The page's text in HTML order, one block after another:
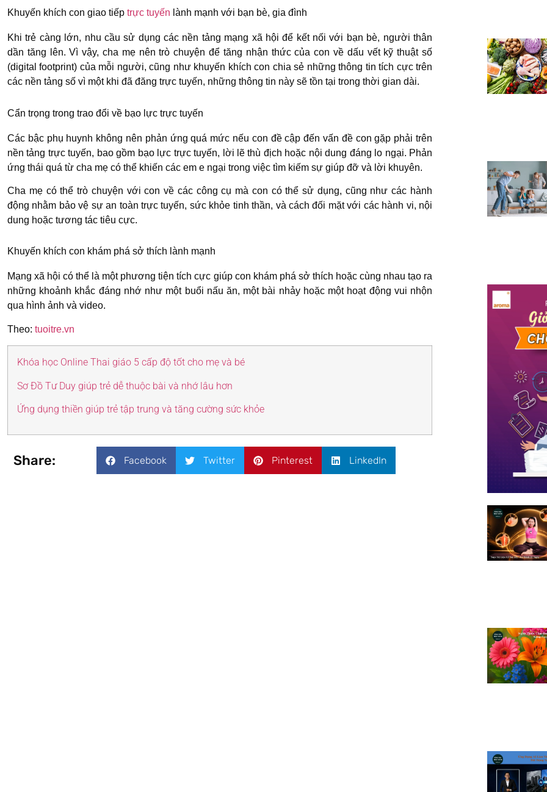
Khuyến khích con giao tiếp trực tuyến lành mạnh với bạn bè, gia đình
Khi trẻ càng lớn, nhu cầu sử dụng các nền tảng mạng xã hội để kết nối với bạn bè, người thân
dần tăng lên. Vì vậy, cha mẹ nên trò chuyện để tăng nhận thức của con về dấu vết kỹ thuật số
(digital footprint) của mỗi người, cũng như khuyến khích con chia sẻ những thông tin tích cực trên
các nền tảng số vì một khi đã đăng trực tuyến, những thông tin này sẽ tồn tại trong thời gian dài.
Cẩn trọng trong trao đổi về bạo lực trực tuyến
Các bậc phụ huynh không nên phản ứng quá mức nếu con đề cập đến vấn đề con gặp phải trên
nền tảng trực tuyến, bao gồm bạo lực trực tuyến, lời lẽ thù địch hoặc nội dung đáng lo ngại. Phản
ứng thái quá từ cha mẹ có thể khiến các em e ngại trong việc tìm kiếm sự giúp đỡ và lời khuyên.
Cha mẹ có thể trò chuyện với con về các công cụ mà con có thể sử dụng, cũng như các hành
động nhằm bảo vệ sự an toàn trực tuyến, sức khỏe tinh thần, và cách đối mặt với các hành vi, nội
dung hoặc tương tác tiêu cực.
Khuyến khích con khám phá sở thích lành mạnh
Mạng xã hội có thể là một phương tiện tích cực giúp con khám phá sở thích hoặc cùng nhau tạo ra
những khoảnh khắc đáng nhớ như một buổi nấu ăn, một bài nhảy hoặc một hoạt động vui nhộn
qua hình ảnh và video.
Theo: tuoitre.vn
Khóa học Online Thai giáo 5 cấp độ tốt cho mẹ và bé
Sơ Đồ Tư Duy giúp trẻ dễ thuộc bài và nhớ lâu hơn
Ứng dụng thiền giúp trẻ tập trung và tăng cường sức khỏe
Share: Facebook Twitter Pinterest LinkedIn